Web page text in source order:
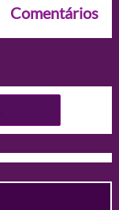
Comentários